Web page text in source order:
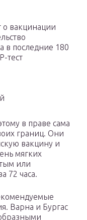
о вакцинации
в последние 180
тест
в праве сама
границ. Они
вакцину и
мягких
или
72 часа.
Варна и Бургас